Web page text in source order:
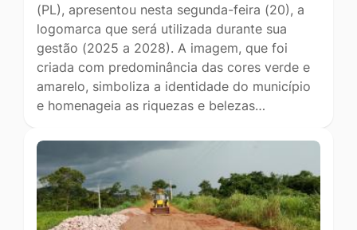
(PL), apresentou nesta segunda-feira (20), a
logomarca que será utilizada durante sua
gestão (2025 a 2028). A imagem, que foi
criada com predominância das cores verde e
amarelo, simboliza a identidade do município
e homenageia as riquezas e belezas…